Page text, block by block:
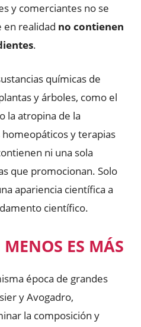
y comerciantes no se
en realidad no contienen
.
químicas de
y árboles, como el
la atropina de la
y terapias
ni una sola
que promocionan. Solo
apariencia científica a
científico.
ES MÁS
época de grandes
y Avogadro,
la composición y